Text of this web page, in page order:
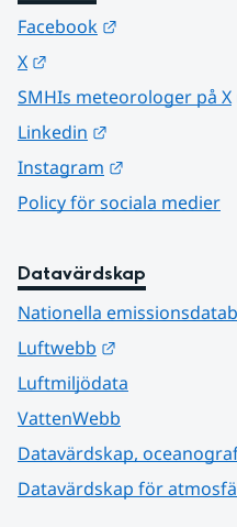
Facebook
X
SMHIs meteorologer på X
Linkedin
Instagram
Policy för sociala medier
Datavärdskap
Nationella
Luftwebb
Luftmiljödata
VattenWebb
Datavärdskap,
Datavärdskap för